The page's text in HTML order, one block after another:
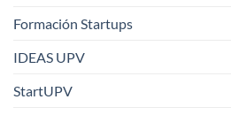
Formación Startups
IDEAS UPV
StartUPV